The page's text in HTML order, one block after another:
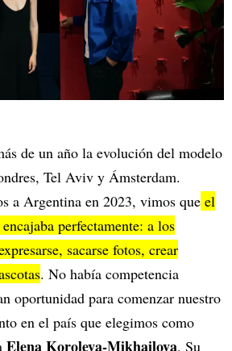
de un año la evolución del modelo
Tel Aviv y Ámsterdam.
a Argentina en 2023, vimos que el
perfectamente: a los
sacarse fotos, crear
. No había competencia
oportunidad para comenzar nuestro
en el país que elegimos como
Elena Koroleva-Mikhailova. Su